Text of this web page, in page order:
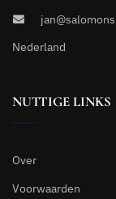
Nederland
NUTTIGE LINKS
Over
Voorwaarden